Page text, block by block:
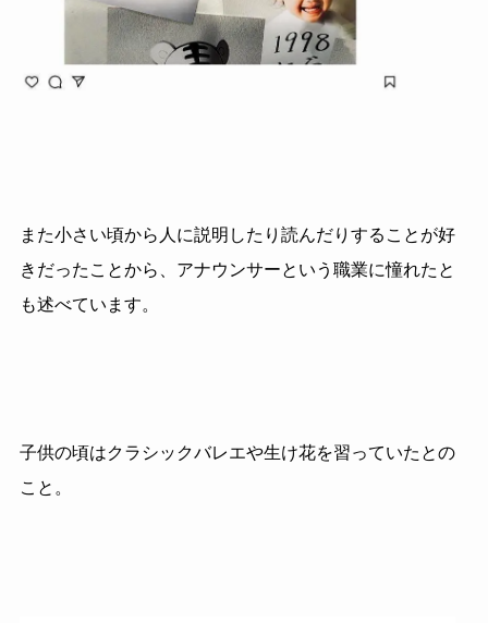
また小さい頃から人に説明したり読んだりすることが好
きだったことから、アナウンサーという職業に憧れたと
も述べています。
子供の頃はクラシックバレエや生け花を習っていたとの
こと。